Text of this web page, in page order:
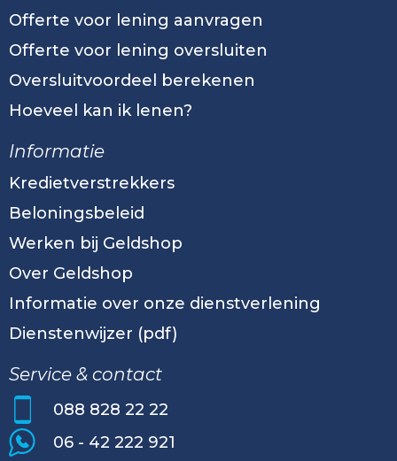
Offerte voor lening aanvragen
Offerte voor lening oversluiten
Oversluitvoordeel berekenen
Hoeveel kan ik lenen?
Informatie
Kredietverstrekkers
Beloningsbeleid
Werken bij Geldshop
Over Geldshop
Informatie over onze dienstverlening
Dienstenwijzer (pdf)
Service & contact
088 828 22 22
06 - 42 222 921